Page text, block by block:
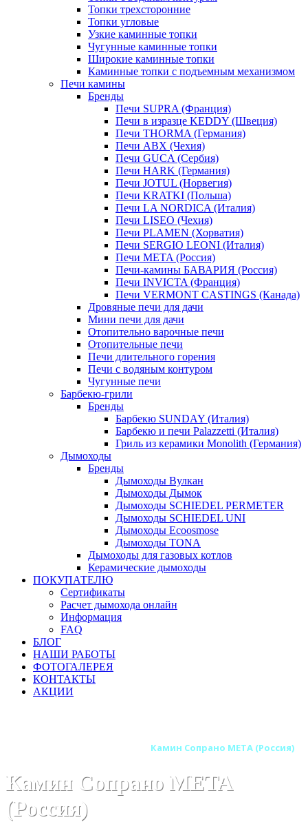
Топки трехсторонние
Топки угловые
Узкие каминные топки
Чугунные каминные топки
Широкие каминные топки
Каминные топки с подъемным механизмом
Печи камины
Бренды
Печи SUPRA (Франция)
Печи в изразце KEDDY (Швеция)
Печи THORMA (Германия)
Печи ABX (Чехия)
Печи GUCA (Сербия)
Печи HARK (Германия)
Печи JOTUL (Норвегия)
Печи KRATKI (Польша)
Печи LA NORDICA (Италия)
Печи LISEO (Чехия)
Печи PLAMEN (Хорватия)
Печи SERGIO LEONI (Италия)
Печи META (Россия)
Печи-камины БАВАРИЯ (Россия)
Печи INVICTA (Франция)
Печи VERMONT CASTINGS (Канада)
Дровяные печи для дачи
Мини печи для дачи
Отопительно варочные печи
Отопительные печи
Печи длительного горения
Печи с водяным контуром
Чугунные печи
Барбекю-грили
Бренды
Барбекю SUNDAY (Италия)
Барбекю и печи Palazzetti (Италия)
Гриль из керамики Monolith (Германия)
Дымоходы
Бренды
Дымоходы Вулкан
Дымоходы Дымок
Дымоходы SCHIEDEL PERMETER
Дымоходы SCHIEDEL UNI
Дымоходы Ecoosmose
Дымоходы TONA
Дымоходы для газовых котлов
Керамические дымоходы
ПОКУПАТЕЛЮ
Сертификаты
Расчет дымохода онлайн
Информация
FAQ
БЛОГ
НАШИ РАБОТЫ
ФОТОГАЛЕРЕЯ
КОНТАКТЫ
АКЦИИ
Камин Сопрано МЕТА (Россия)
Камин Сопрано МЕТА
(Россия)